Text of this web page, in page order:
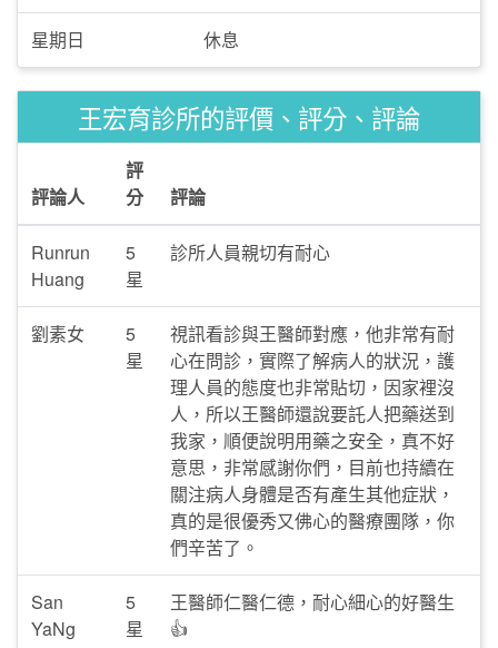
星期日 休息
王宏育診所的評價、評分、評論
評論人
評
分
評論
Runrun
Huang
5
星
診所人員親切有耐心
劉素女
5
星
視訊看診與王醫師對應，他非常有耐
心在問診，實際了解病人的狀況，護
理人員的態度也非常貼切，因家裡沒
人，所以王醫師還說要託人把藥送到
我家，順便說明用藥之安全，真不好
意思，非常感謝你們，目前也持續在
關注病人身體是否有產生其他症狀，
真的是很優秀又佛心的醫療團隊，你
們辛苦了。
San
YaNg
5
星
王醫師仁醫仁德，耐心細心的好醫生
👍